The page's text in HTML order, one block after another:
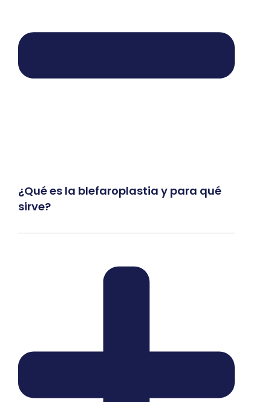
¿Qué es la blefaroplastia y para qué
sirve?